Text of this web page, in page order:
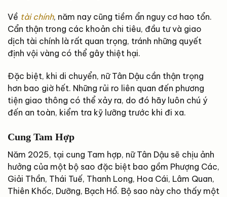
Về tài chính, năm nay cũng tiềm ẩn nguy cơ hao tổn.
Cẩn thận trong các khoản chi tiêu, đầu tư và giao
dịch tài chính là rất quan trọng, tránh những quyết
định vội vàng có thể gây thiệt hại.
Đặc biệt, khi di chuyển, nữ Tân Dậu cần thận trọng
hơn bao giờ hết. Những rủi ro liên quan đến phương
tiện giao thông có thể xảy ra, do đó hãy luôn chú ý
đến an toàn, kiểm tra kỹ lưỡng trước khi đi xa.
Cung Tam Hợp
Năm 2025, tại cung Tam hợp, nữ Tân Dậu sẽ chịu ảnh
hưởng của một bộ sao đặc biệt bao gồm Phượng Các,
Giải Thần, Thái Tuế, Thanh Long, Hoa Cái, Lâm Quan,
Thiên Khốc, Dưỡng, Bạch Hổ. Bộ sao này cho thấy một